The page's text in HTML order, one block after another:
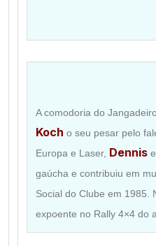
A comodoria do
Koch o seu pesar pelo
Europa e Laser, Dennis e
gaúcha e contribuiu em
Social do Clube em 1985.
expoente no Rally 4×4 do